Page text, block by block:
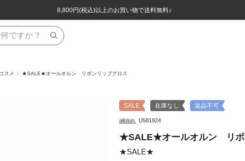
8,800円(税込)以上のお買い物で送料無料♪
ほぼ全品半額！！8/12(水)お昼12:59まで！！
8,800円(税込)以上のお買い物で送料無料♪
ほぼ全品半額！！8/12(水)お昼12:59まで！！
スメ ★SALE★オールオルン リボンリップグロス
SALE 在庫なし 返品不可
allolun. U581924
★SALE★オールオルン リボ
★SALE★